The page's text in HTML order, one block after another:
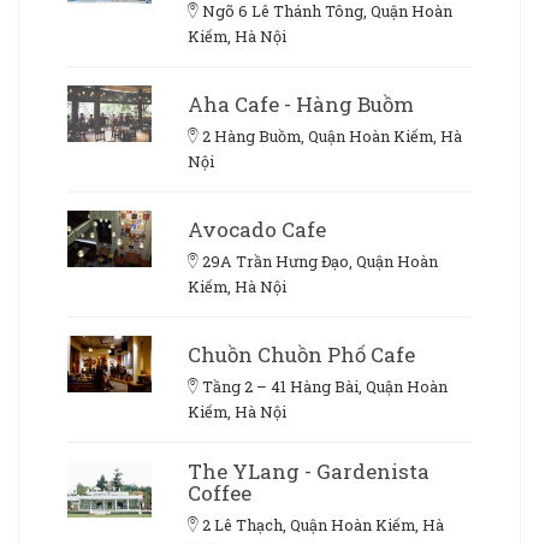
Ngõ 6 Lê Thánh Tông, Quận Hoàn
Kiếm, Hà Nội
Aha Cafe - Hàng Buồm
2 Hàng Buồm, Quận Hoàn Kiếm, Hà
Nội
Avocado Cafe
29A Trần Hưng Đạo, Quận Hoàn
Kiếm, Hà Nội
Chuồn Chuồn Phố Cafe
Tầng 2 – 41 Hàng Bài, Quận Hoàn
Kiếm, Hà Nội
The YLang - Gardenista
Coffee
2 Lê Thạch, Quận Hoàn Kiếm, Hà